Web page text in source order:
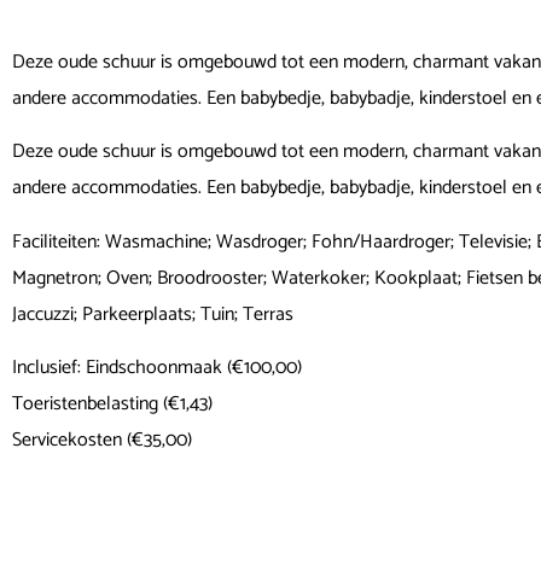
Deze oude schuur is omgebouwd tot een modern, charmant
andere accommodaties. Een babybedje, babybadje, kinderstoel
Deze oude schuur is omgebouwd tot een modern, charmant
andere accommodaties. Een babybedje, babybadje, kinderstoel
Faciliteiten: Wasmachine; Wasdroger; Fohn/Haardroger;
Magnetron; Oven; Broodrooster; Waterkoker; Kookplaat; Fietsen
Jaccuzzi; Parkeerplaats; Tuin; Terras
Inclusief: Eindschoonmaak (€100,00)
Toeristenbelasting (€1,43)
Servicekosten (€35,00)